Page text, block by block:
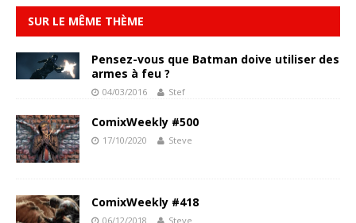
SUR LE MÊME THÈME
Pensez-vous que Batman doive utiliser des
armes à feu ?
04/03/2016 Stef
ComixWeekly #500
17/10/2020 Steve
ComixWeekly #418
06/12/2018 Steve